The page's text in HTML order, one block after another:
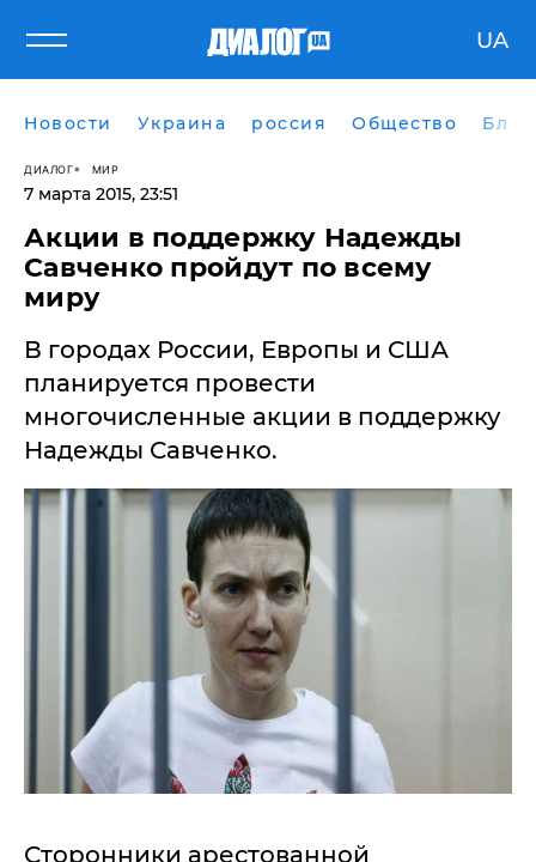
UA
Новости Украина россия Общество
ДИАЛОГ МИР
7 марта 2015, 23:51
Акции в поддержку Надежды
Савченко пройдут по всему
миру
В городах России, Европы и США
планируется провести
многочисленные акции в поддержку
Надежды Савченко.
Сторонники арестованной